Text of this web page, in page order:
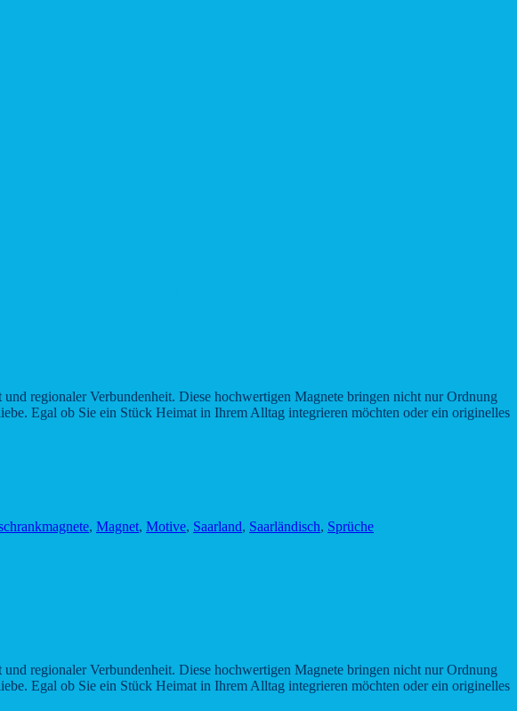
regionaler Verbundenheit. Diese hochwertigen Magnete bringen nicht nur Ordnung
Egal ob Sie ein Stück Heimat in Ihrem Alltag integrieren möchten oder ein originelles
, Magnet, Motive, Saarland, Saarländisch, Sprüche
regionaler Verbundenheit. Diese hochwertigen Magnete bringen nicht nur Ordnung
Egal ob Sie ein Stück Heimat in Ihrem Alltag integrieren möchten oder ein originelles